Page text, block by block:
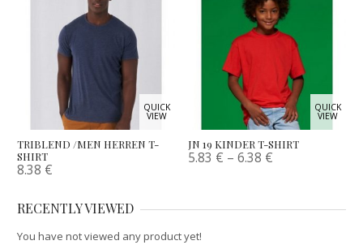
QUICK
VIEW
TRIBLEND /MEN HERREN T-
SHIRT
8.38 €
QUICK
VIEW
JN 19 KINDER T-SHIRT
5.83 € –6.38 €
RECENTLY VIEWED
You have not viewed any product yet!